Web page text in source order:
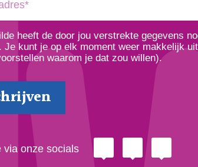
heeft de door jou verstrekte gegevens
Je kunt je op elk moment weer makkelijk
waarom je dat zou willen).
via onze socials